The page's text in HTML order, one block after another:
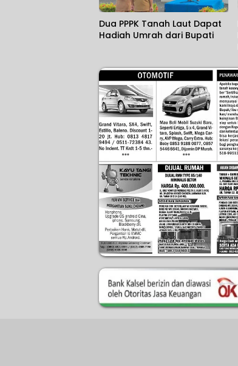
Dua PPPK Tanah Laut Dapat
Hadiah Umrah dari Bupati